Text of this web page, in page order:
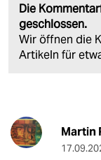
Die
geschlossen.
Wir öffnen die
Artikeln für
Martin